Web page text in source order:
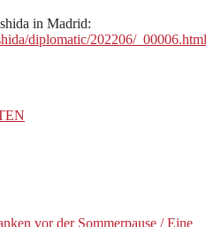
in Madrid:
diplomatic/202206/_00006.html
vor der Sommerpause / Eine